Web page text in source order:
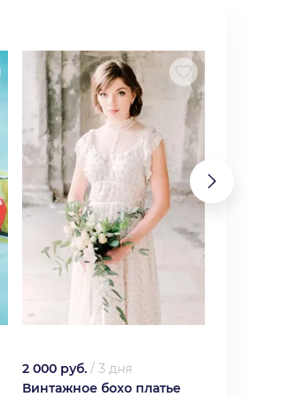
2 000 руб. / 3 дня
Винтажное бохо платье